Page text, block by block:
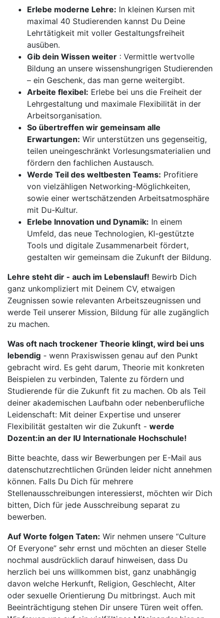
Erlebe moderne Lehre: In kleinen Kursen mit
maximal 40 Studierenden kannst Du Deine
Lehrtätigkeit mit voller Gestaltungsfreiheit
ausüben.
Gib dein Wissen weiter : Vermittle wertvolle
Bildung an unsere wissenshungrigen Studierenden
– ein Geschenk, das man gerne weitergibt.
Arbeite flexibel: Erlebe bei uns die Freiheit der
Lehrgestaltung und maximale Flexibilität in der
Arbeitsorganisation.
So übertreffen wir gemeinsam alle
Erwartungen: Wir unterstützen uns gegenseitig,
teilen uneingeschränkt Vorlesungsmaterialien und
fördern den fachlichen Austausch.
Werde Teil des weltbesten Teams: Profitiere
von vielzähligen Networking-Möglichkeiten,
sowie einer wertschätzenden Arbeitsatmosphäre
mit Du-Kultur.
Erlebe Innovation und Dynamik: In einem
Umfeld, das neue Technologien, KI-gestützte
Tools und digitale Zusammenarbeit fördert,
gestalten wir gemeinsam die Zukunft der Bildung.
Lehre steht dir - auch im Lebenslauf! Bewirb Dich
ganz unkompliziert mit Deinem CV, etwaigen
Zeugnissen sowie relevanten Arbeitszeugnissen und
werde Teil unserer Mission, Bildung für alle zugänglich
zu machen.
Was oft nach trockener Theorie klingt, wird bei uns
lebendig - wenn Praxiswissen genau auf den Punkt
gebracht wird. Es geht darum, Theorie mit konkreten
Beispielen zu verbinden, Talente zu fördern und
Studierende für die Zukunft fit zu machen. Ob als Teil
deiner akademischen Laufbahn oder nebenberufliche
Leidenschaft: Mit deiner Expertise und unserer
Flexibilität gestalten wir die Zukunft - werde
Dozent:in an der IU Internationale Hochschule!
Bitte beachte, dass wir Bewerbungen per E-Mail aus
datenschutzrechtlichen Gründen leider nicht annehmen
können. Falls Du Dich für mehrere
Stellenausschreibungen interessierst, möchten wir Dich
bitten, Dich für jede Ausschreibung separat zu
bewerben.
Auf Worte folgen Taten: Wir nehmen unsere “Culture
Of Everyone” sehr ernst und möchten an dieser Stelle
nochmal ausdrücklich darauf hinweisen, dass Du
herzlich bei uns willkommen bist, ganz unabhängig
davon welche Herkunft, Religion, Geschlecht, Alter
oder sexuelle Orientierung Du mitbringst. Auch mit
Beeinträchtigung stehen Dir unsere Türen weit offen.